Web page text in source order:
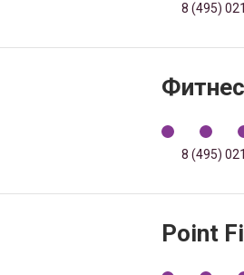
8 (495)
8 (495)
Point